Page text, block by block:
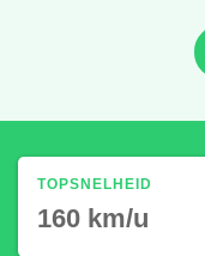
TOPSNELHEID
160 km/u